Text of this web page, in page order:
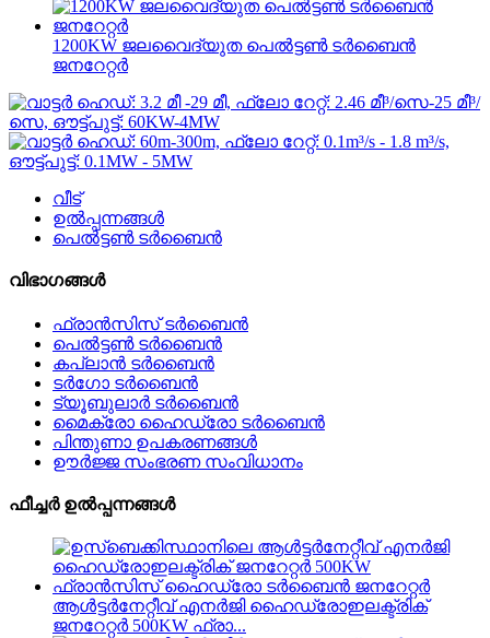
1200KW ജലവൈദ്യുത പെൽട്ടൺ ടർബൈൻ
ജനറേറ്റർ
വീട്
ഉൽപ്പന്നങ്ങൾ
പെൽട്ടൺ ടർബൈൻ
വിഭാഗങ്ങൾ
ഫ്രാൻസിസ് ടർബൈൻ
പെൽട്ടൺ ടർബൈൻ
കപ്ലാൻ ടർബൈൻ
ടർഗോ ടർബൈൻ
ട്യൂബുലാർ ടർബൈൻ
മൈക്രോ ഹൈഡ്രോ ടർബൈൻ
പിന്തുണാ ഉപകരണങ്ങൾ
ഊർജ്ജ സംഭരണ ​​സംവിധാനം
ഫീച്ചർ ഉൽപ്പന്നങ്ങൾ
ആൾട്ടർനേറ്റീവ് എനർജി ഹൈഡ്രോഇലക്ട്രിക്
ജനറേറ്റർ 500KW ഫ്രാ...